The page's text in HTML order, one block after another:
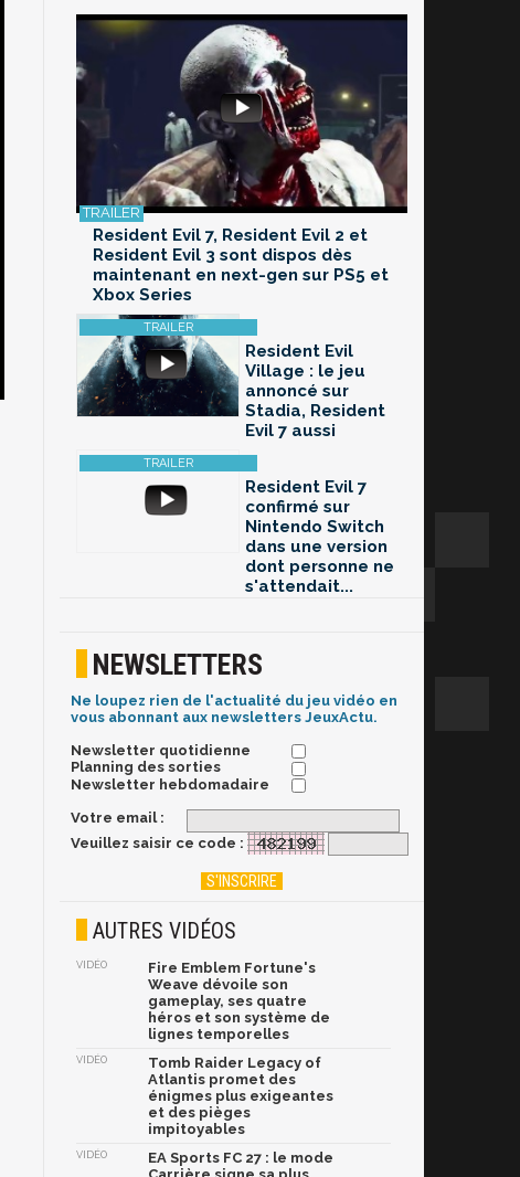
Resident Evil 7, Resident Evil 2 et
Resident Evil 3 sont dispos dès
maintenant en next-gen sur PS5 et
Xbox Series
Resident Evil
Village : le jeu
annoncé sur
Stadia, Resident
Evil 7 aussi
Resident Evil 7
confirmé sur
Nintendo Switch
dans une version
dont personne ne
s'attendait...
NEWSLETTERS
Ne loupez rien de l'actualité du jeu vidéo en
vous abonnant aux newsletters JeuxActu.
Newsletter quotidienne
Planning des sorties
Newsletter hebdomadaire
Votre email :
Veuillez saisir ce code :
AUTRES VIDÉOS
VIDÉO
Fire Emblem Fortune's
Weave dévoile son
gameplay, ses quatre
héros et son système de
lignes temporelles
VIDÉO
Tomb Raider Legacy of
Atlantis promet des
énigmes plus exigeantes
et des pièges
impitoyables
VIDÉO
EA Sports FC 27 : le mode